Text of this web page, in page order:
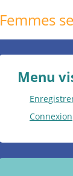
Femmes
Menu
Connexion